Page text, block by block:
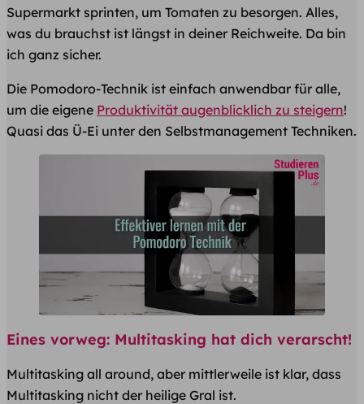
Supermarkt sprinten, um Tomaten zu besorgen. Alles,
was du brauchst ist längst in deiner Reichweite. Da bin
ich ganz sicher.
Die Pomodoro-Technik ist einfach anwendbar für alle,
um die eigene Produktivität augenblicklich zu steigern!
Quasi das Ü-Ei unter den Selbstmanagement Techniken.
Eines vorweg: Multitasking hat dich verarscht!
Multitasking all around, aber mittlerweile ist klar, dass
Multitasking nicht der heilige Gral ist.